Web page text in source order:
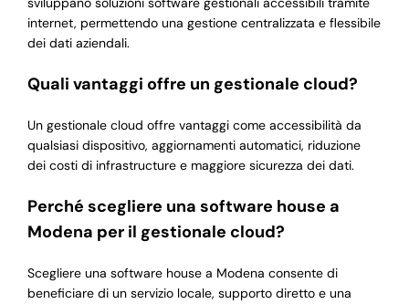
internet, permettendo una gestione centralizzata e flessibile
dei dati aziendali.
Quali vantaggi offre un gestionale cloud?
Un gestionale cloud offre vantaggi come accessibilità da
qualsiasi dispositivo, aggiornamenti automatici, riduzione
dei costi di infrastructure e maggiore sicurezza dei dati.
Perché scegliere una software house a
Modena per il gestionale cloud?
Scegliere una software house a Modena consente di
beneficiare di un servizio locale, supporto diretto e una